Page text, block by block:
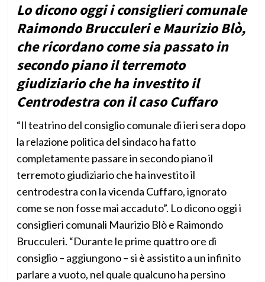
Lo dicono oggi i consiglieri comunale
Raimondo Brucculeri e Maurizio Blò,
che ricordano come sia passato in
secondo piano il terremoto
giudiziario che ha investito il
Centrodestra con il caso Cuffaro
“Il teatrino del consiglio comunale di ieri sera dopo
la relazione politica del sindaco ha fatto
completamente passare in secondo piano il
terremoto giudiziario che ha investito il
centrodestra con la vicenda Cuffaro, ignorato
come se non fosse mai accaduto”. Lo dicono oggi i
consiglieri comunali Maurizio Blò e Raimondo
Brucculeri. “Durante le prime quattro ore di
consiglio – aggiungono – si è assistito a un infinito
parlare a vuoto, nel quale qualcuno ha persino